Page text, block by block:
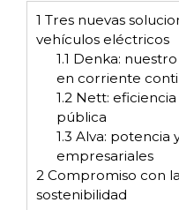
1 Tres nuevas
vehículos eléctricos
1.1 Denka:
en corriente
1.2Nett: eficiencia
pública
1.3 Alva: potencia
empresariales
2 Compromiso con
sostenibilidad